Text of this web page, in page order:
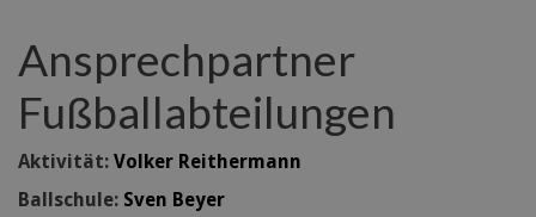
Ansprechpartner
Fußballabteilungen
Aktivität: Volker Reithermann
Ballschule: Sven Beyer